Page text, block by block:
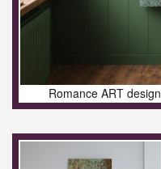
Romance ART